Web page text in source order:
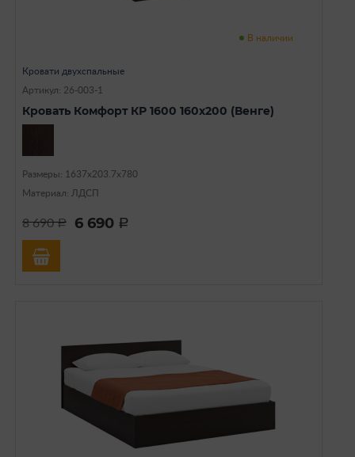
В наличии
Кровати двухспальные
Артикул: 26-003-1
Кровать Комфорт КР 1600 160х200 (Венге)
Размеры: 1637х203.7х780
Материал: ЛДСП
8 690a 6 690 a